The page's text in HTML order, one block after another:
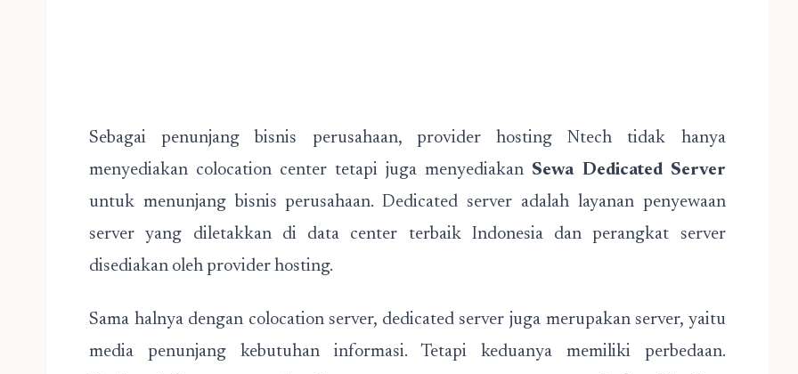
Sebagai penunjang bisnis perusahaan, provider hosting Ntech tidak hanya
menyediakan colocation center tetapi juga menyediakan Sewa Dedicated Server
untuk menunjang bisnis perusahaan. Dedicated server adalah layanan penyewaan
server yang diletakkan di data center terbaik Indonesia dan perangkat server
disediakan oleh provider hosting.
Sama halnya dengan colocation server, dedicated server juga merupakan server, yaitu
media penunjang kebutuhan informasi. Tetapi keduanya memiliki perbedaan.